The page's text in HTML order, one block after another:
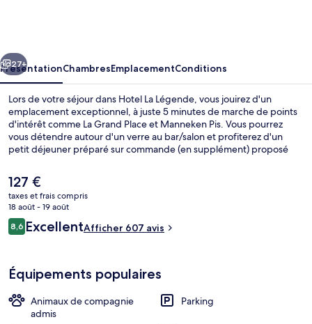
Suivant
27+
PrésentationChambresEmplacementConditions
Lors de votre séjour dans Hotel La Légende, vous jouirez d'un
emplacement exceptionnel, à juste 5 minutes de marche de points
d'intérêt comme La Grand Place et Manneken Pis. Vous pourrez
vous détendre autour d'un verre au bar/salon et profiterez d'un
petit déjeuner préparé sur commande (en supplément) proposé
des sites comme Marché de Noël de Bruxelles et Avenue Louise. Les
autres voyageurs ne tarissent pas d'éloges en ce qui concerne le
personnel attentionné et l'emplacement. L'hébergement se situe à
une très courte distance à pied des transports publics : Station
Bourse-Beurs se trouve à 4 min et Arrêt de tram Anneessens, à 6
min.
Le
prix
actuel
est
de
127 €
taxes et frais compris
18 août - 19 août
Avis
voyageurs
8,68,6 sur 10
ExcellentAfficher 607 avis
Équipements populaires
Animaux de compagnie
admis
Parking